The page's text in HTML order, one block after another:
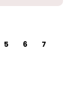
5 6
7